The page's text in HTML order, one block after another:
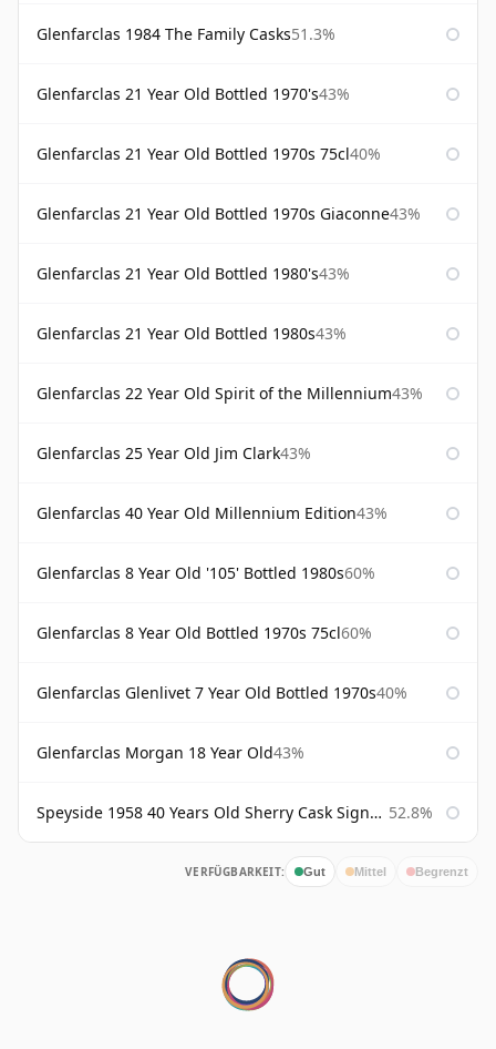
Glenfarclas 1984 The Family Casks51.3%
Glenfarclas 21 Year Old Bottled 1970's43%
Glenfarclas 21 Year Old Bottled 1970s 75cl40%
Glenfarclas 21 Year Old Bottled 1970s Giaconne43%
Glenfarclas 21 Year Old Bottled 1980's43%
Glenfarclas 21 Year Old Bottled 1980s43%
Glenfarclas 22 Year Old Spirit of the Millennium43%
Glenfarclas 25 Year Old Jim Clark43%
Glenfarclas 40 Year Old Millennium Edition43%
Glenfarclas 8 Year Old '105' Bottled 1980s60%
Glenfarclas 8 Year Old Bottled 1970s 75cl60%
Glenfarclas Glenlivet 7 Year Old Bottled 1970s40%
Glenfarclas Morgan 18 Year Old43%
Speyside 1958 40 Years Old Sherry Cask Signatory 52.8%
VERFÜGBARKEIT: Gut Mittel Begrenzt